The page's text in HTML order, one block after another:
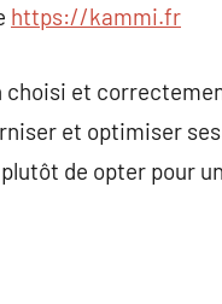
https://kammi.fr
choisi et
et optimiser
de opter pour